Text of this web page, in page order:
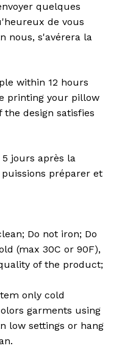
quelques
de vous
nous, s'avérera la
within 12 hours
printing your pillow
design satisfies
jours après la
préparer et
Do not iron; Do
(max 30C or 90F),
of the product;
only cold
garments using
low settings or hang